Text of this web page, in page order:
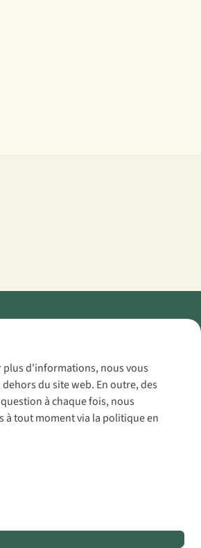
plus d'informations, nous vous
du site web. En outre, des
à chaque fois, nous
à tout moment via la politique en